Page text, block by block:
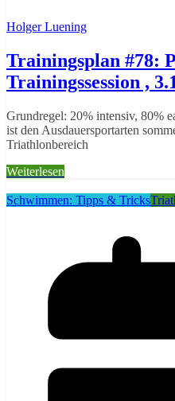
Holger Luening
Trainingsplan #78:
Trainingssession ,
Grundregel: 20% intensiv, 80%
ist den Ausdauersportarten
Triathlonbereich
Weiterlesen
Schwimmen: Tipps & Tricks